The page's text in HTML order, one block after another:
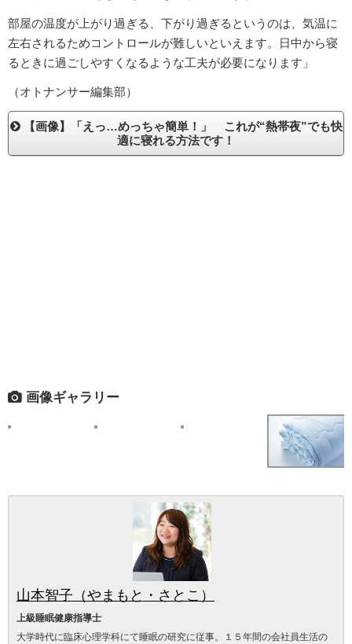
部屋の温度が上がり過ぎる、下がり過ぎるというのは、気温に
左右されるためコントロールが難しいといえます。日中から寝
るときに過ごしやすくなるような工夫が必要になります」
（オトナンサー編集部）
【画像】「えっ…めっちゃ簡単！」 これが“熱帯夜”でも快
適に寝れる方法です！
画像ギャラリー
山本智子（やまもと・さとこ）
上級睡眠健康指導士
大学時代に臨床心理学科にて睡眠の研究に従事。１５年間の会社員生活の